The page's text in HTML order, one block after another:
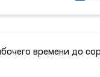
времени до